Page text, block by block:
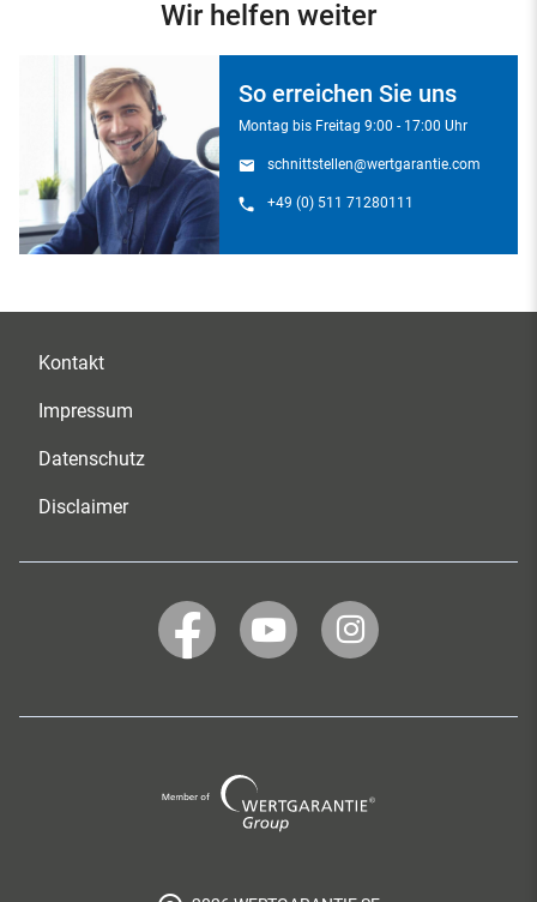
Wir helfen weiter
So erreichen Sie uns
Montag bis Freitag 9:00 - 17:00 Uhr
schnittstellen@wertgarantie.com
+49 (0) 511 71280111
Kontakt
Impressum
Datenschutz
Disclaimer
FacebookYouTube Instagram
Group